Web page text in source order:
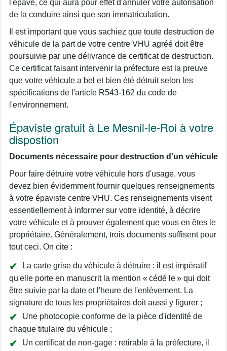
l'épave, ce qui aura pour effet d'annuler votre autorisation
de la conduire ainsi que son immatriculation.
Il est important que vous sachiez que toute destruction de
véhicule de la part de votre centre VHU agréé doit être
poursuivie par une délivrance de certificat de destruction.
Ce certificat faisant intervenir la préfecture est la preuve
que votre véhicule a bel et bien été détruit selon les
spécifications de l'article R543-162 du code de
l'environnement.
Épaviste gratuit à Le Mesnil-le-Roi à votre
dispostion
Documents nécessaire pour destruction d'un véhicule
Pour faire détruire votre véhicule hors d'usage, vous
devez bien évidemment fournir quelques renseignements
à votre épaviste centre VHU. Ces renseignements visent
essentiellement à informer sur votre identité, à décrire
votre véhicule et à prouver également que vous en êtes le
propriétaire. Généralement, trois documents suffisent pour
tout ceci. On cite :
La carte grise du véhicule à détruire : il est impératif
qu'elle porte en manuscrit la mention « cédé le » qui doit
être suivie par la date et l'heure de l'enlèvement. La
signature de tous les propriétaires doit aussi y figurer ;
Une photocopie conforme de la pièce d'identité de
chaque titulaire du véhicule ;
Un certificat de non-gage : retirable à la préfecture, il